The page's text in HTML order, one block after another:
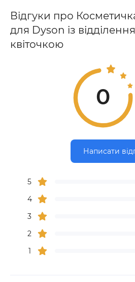
Відгуки про
для Dyson із
квіточкою
0
Написати
5
4
3
2
1